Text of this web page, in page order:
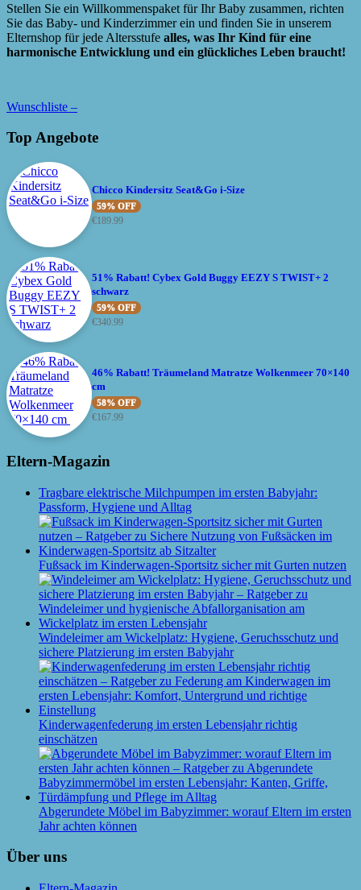
Stellen Sie ein Willkommenspaket für Ihr Baby zusammen, richten
Sie das Baby- und Kinderzimmer ein und finden Sie in unserem
Elternshop für jede Altersstufe alles, was Ihr Kind für eine
harmonische Entwicklung und ein glückliches Leben braucht!
Wunschliste –
Top Angebote
Chicco Kindersitz Seat&Go i-Size
59% OFF
€189.99
51% Rabatt! Cybex Gold Buggy EEZY S TWIST+ 2
schwarz
59% OFF
€340.99
46% Rabatt! Träumeland Matratze Wolkenmeer 70×140
cm
58% OFF
€167.99
Eltern-Magazin
Tragbare elektrische Milchpumpen im ersten Babyjahr:
Passform, Hygiene und Alltag
Fußsack im Kinderwagen-Sportsitz sicher mit Gurten nutzen
Windeleimer am Wickelplatz: Hygiene, Geruchsschutz und
sichere Platzierung im ersten Babyjahr
Kinderwagenfederung im ersten Lebensjahr richtig
einschätzen
Abgerundete Möbel im Babyzimmer: worauf Eltern im ersten
Jahr achten können
Über uns